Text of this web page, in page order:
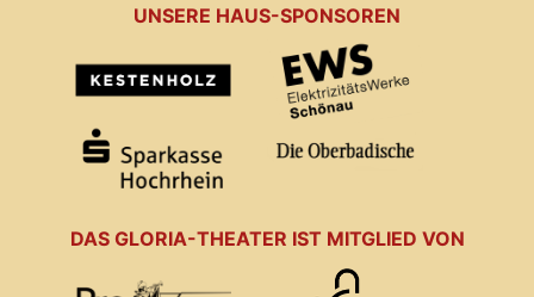
UNSERE HAUS-SPONSOREN
DAS GLORIA-THEATER IST MITGLIED VON